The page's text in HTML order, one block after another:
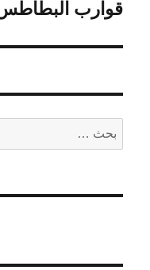
المقالة
قوارب
البحث
عن: